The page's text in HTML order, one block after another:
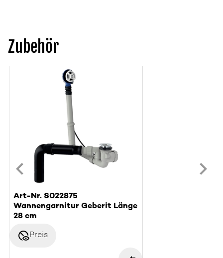
Zubehör
Art-Nr. S022875
Wannengarnitur Geberit Länge
28 cm
disabled_visiblePreis